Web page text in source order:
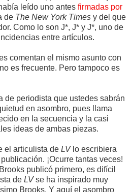
leído uno antes firmadas por
de The New York Times y del que
Como lo son J*, J* y J*, uno de
entre artículos.
comentan el mismo asunto con
es frecuente. Pero tampoco es
de periodista que ustedes sabrán
en asombro, pues llama
en la secuencia y la casi
ideas de ambas piezas.
el articulista de LVlo escribiera
¡Ocurre tantas veces!
publicó primero, es difícil
de LVse ha inspirado muy
Brooks. Y aquí el asombro